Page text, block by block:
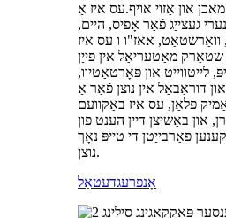
און אַזוי אויף.עס איז אַ
געצייַג פֿאַר אָפיס, היים,
וואַרשטאַט, אאז"ו ו עס איז
מאַטעריאַל אין פייַן
לייטווייט און פּאָרטאַטיוו,
דוראַבאַל אין נוצן פֿאַר אַ
פּלאַן, עס איז באַקוועם
און באַשיצן דיין הענט פון
פאַרבייַטן די טייפּ נאָך
נוצן.
אָנפרעגדעטאַל